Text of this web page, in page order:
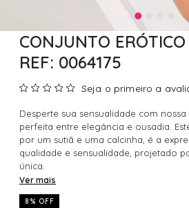
CONJUNTO
REF: 0064175
Seja o primeiro a
Desperte sua sensualidade com
perfeita entre elegância e ousadia.
por um sutiã e uma calcinha, é a
qualidade e sensualidade, projetado
única.
Ver mais
8% OFF